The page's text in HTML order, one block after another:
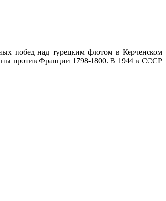
побед над турецким флотом в Керченском
против Франции 1798-1800. В 1944 в СССР